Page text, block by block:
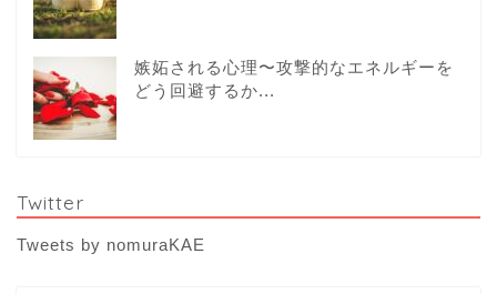
嫉妬される心理〜攻撃的なエネルギーを
どう回避するか...
Twitter
Tweets by nomuraKAE